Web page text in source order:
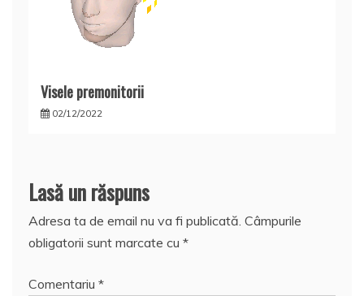
Visele premonitorii
02/12/2022
Lasă un răspuns
Adresa ta de email nu va fi publicată. Câmpurile
obligatorii sunt marcate cu *
Comentariu *